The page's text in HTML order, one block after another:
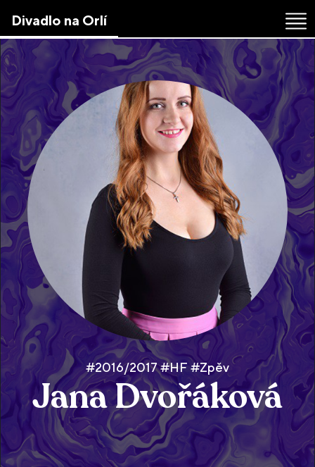
the
content
↷
Divadlo na Orlí
#2016/2017 #HF #Zpěv
Jana Dvořáková